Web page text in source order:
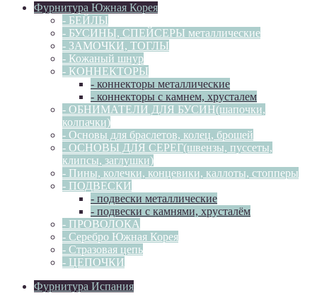
Фурнитура Южная Корея
- БЕЙЛЫ
- БУСИНЫ, СПЕЙСЕРЫ металлические
- ЗАМОЧКИ, ТОГЛЫ
- Кожаный шнур
- КОННЕКТОРЫ
- коннекторы металлические
- коннекторы с камнем, хрусталем
- ОБНИМАТЕЛИ ДЛЯ БУСИН(шапочки,
колпачки)
- Основы для браслетов, колец, брошей
- ОСНОВЫ ДЛЯ СЕРЕГ(швензы, пуссеты,
клипсы, заглушки)
- Пины, колечки, концевики, каллоты, стопперы
- ПОДВЕСКИ
- подвески металлические
- подвески с камнями, хрусталём
- ПРОВОЛОКА
- Серебро Южная Корея
- Стразовая цепь
- ЦЕПОЧКИ
Фурнитура Испания